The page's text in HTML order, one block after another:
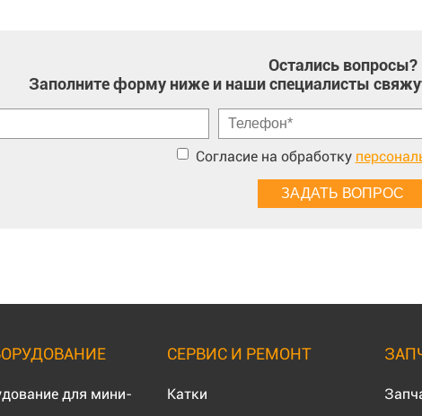
Остались вопросы?
Заполните форму ниже и наши специалисты
Согласие на обработку
для мини-
СЕРВИС И РЕМОНТ
Катки